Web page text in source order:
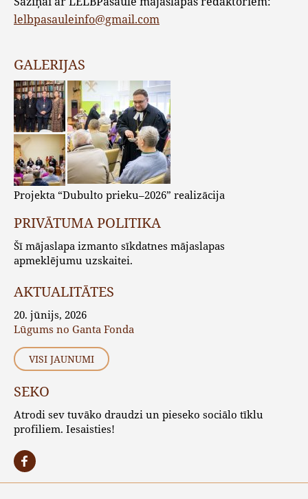
lelbpasauleinfo@gmail.com
GALERIJAS
Projekta “Dubulto prieku–2026” realizācija
PRIVĀTUMA POLITIKA
Šī mājaslapa izmanto sīkdatnes mājaslapas
apmeklējumu uzskaitei.
AKTUALITĀTES
20. jūnijs, 2026
Lūgums no Ganta Fonda
VISI JAUNUMI
SEKO
Atrodi sev tuvāko draudzi un pieseko sociālo tīklu
profiliem. Iesaisties!